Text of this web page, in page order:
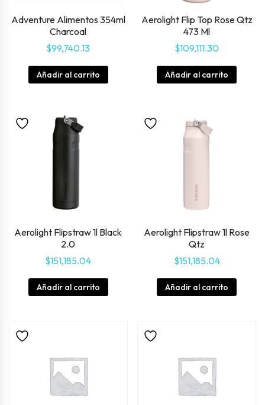
Adventure Alimentos 354ml
Charcoal
$99,740.13
Añadir al carrito
Aerolight Flip Top Rose Qtz
473 Ml
$109,111.30
Añadir al carrito
Aerolight Flipstraw 1l Black
2.0
$151,185.04
Añadir al carrito
Aerolight Flipstraw 1l Rose
Qtz
$151,185.04
Añadir al carrito